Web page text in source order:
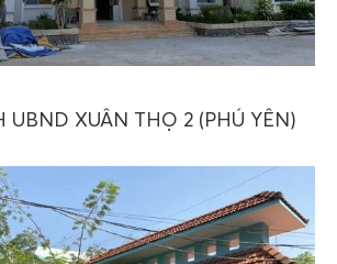
UBND XUÂN THỌ 2 (PHÚ YÊN)